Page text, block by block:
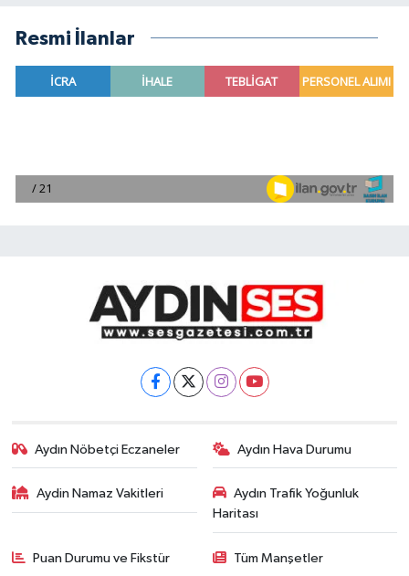
Resmi İlanlar
Aydın Nöbetçi Eczaneler Aydın Hava Durumu
Aydin Namaz Vakitleri
Aydın Trafik Yoğunluk
Haritası
Puan Durumu ve Fikstür Tüm Manşetler